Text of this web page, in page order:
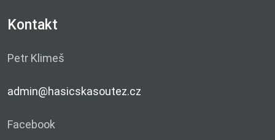
Kontakt
Petr Klimeš
admin@hasicskasoutez.cz
Facebook